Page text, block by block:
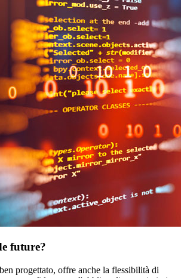
future?
ben progettato, offre anche la flessibilità di